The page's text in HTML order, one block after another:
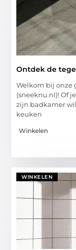
Ontdek de
Welkom bij onze
(sneeknu.nl)! Of
zijn badkamer
keuken
Winkelen
WINKELEN